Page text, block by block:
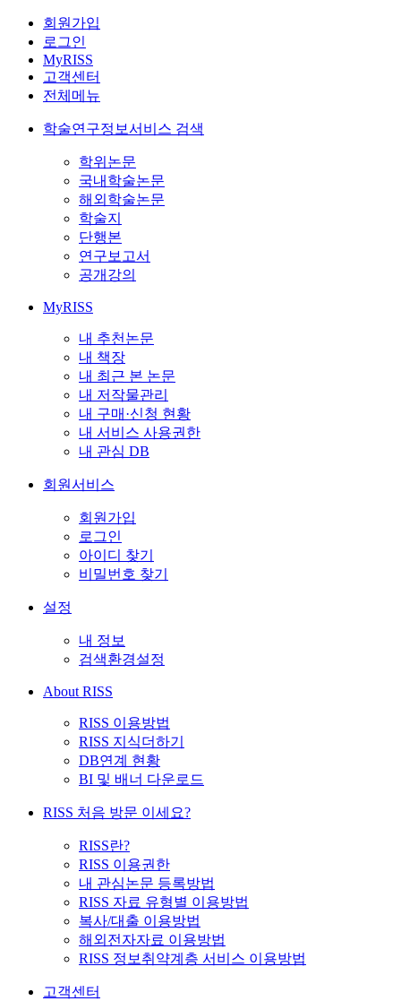
회원가입
로그인
MyRISS
고객센터
전체메뉴
학술연구정보서비스 검색
학위논문
국내학술논문
해외학술논문
학술지
단행본
연구보고서
공개강의
MyRISS
내 추천논문
내 책장
내 최근 본 논문
내 저작물관리
내 구매·신청 현황
내 서비스 사용권한
내 관심 DB
회원서비스
회원가입
로그인
아이디 찾기
비밀번호 찾기
설정
내 정보
검색환경설정
About RISS
RISS 이용방법
RISS 지식더하기
DB연계 현황
BI 및 배너 다운로드
RISS 처음 방문 이세요?
RISS란?
RISS 이용권한
내 관심논문 등록방법
RISS 자료 유형별 이용방법
복사/대출 이용방법
해외전자자료 이용방법
RISS 정보취약계층 서비스 이용방법
고객센터